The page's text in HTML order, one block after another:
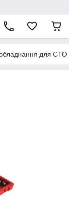
обладнання для СТО